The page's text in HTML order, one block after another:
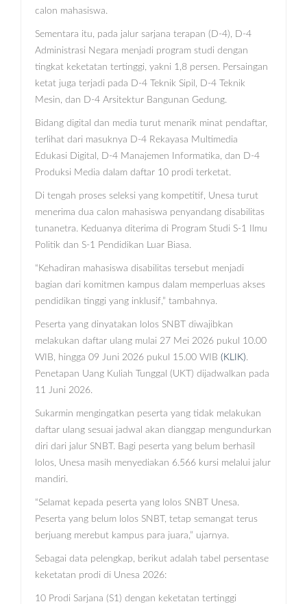
calon mahasiswa.
Sementara itu, pada jalur sarjana terapan (D-4), D-4
Administrasi Negara menjadi program studi dengan
tingkat keketatan tertinggi, yakni 1,8 persen. Persaingan
ketat juga terjadi pada D-4 Teknik Sipil, D-4 Teknik
Mesin, dan D-4 Arsitektur Bangunan Gedung.
Bidang digital dan media turut menarik minat pendaftar,
terlihat dari masuknya D-4 Rekayasa Multimedia
Edukasi Digital, D-4 Manajemen Informatika, dan D-4
Produksi Media dalam daftar 10 prodi terketat.
Di tengah proses seleksi yang kompetitif, Unesa turut
menerima dua calon mahasiswa penyandang disabilitas
tunanetra. Keduanya diterima di Program Studi S-1 Ilmu
Politik dan S-1 Pendidikan Luar Biasa.
“Kehadiran mahasiswa disabilitas tersebut menjadi
bagian dari komitmen kampus dalam memperluas akses
pendidikan tinggi yang inklusif,” tambahnya.
Peserta yang dinyatakan lolos SNBT diwajibkan
melakukan daftar ulang mulai 27 Mei 2026 pukul 10.00
WIB, hingga 09 Juni 2026 pukul 15.00 WIB (KLIK).
Penetapan Uang Kuliah Tunggal (UKT) dijadwalkan pada
11 Juni 2026.
Sukarmin mengingatkan peserta yang tidak melakukan
daftar ulang sesuai jadwal akan dianggap mengundurkan
diri dari jalur SNBT. Bagi peserta yang belum berhasil
lolos, Unesa masih menyediakan 6.566 kursi melalui jalur
mandiri.
“Selamat kepada peserta yang lolos SNBT Unesa.
Peserta yang belum lolos SNBT, tetap semangat terus
berjuang merebut kampus para juara,” ujarnya.
Sebagai data pelengkap, berikut adalah tabel persentase
keketatan prodi di Unesa 2026:
10 Prodi Sarjana (S1) dengan keketatan tertinggi